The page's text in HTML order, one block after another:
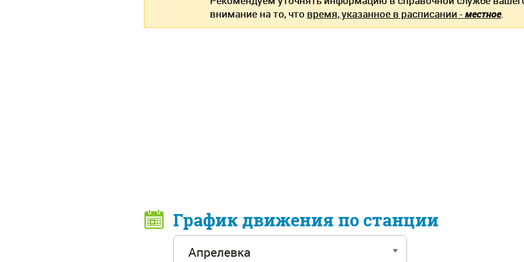
внимание на то, что время, указанное в расписании -местное.
График движения по станции